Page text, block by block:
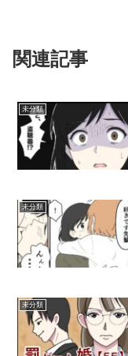
関連記事
未分類
未分類
未分類